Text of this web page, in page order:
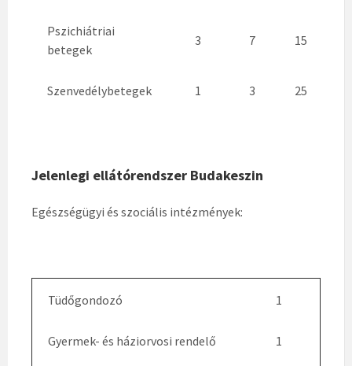
Pszichiátriai
betegek
3 7 15
Szenvedélybetegek 1 3 25
Jelenlegi ellátórendszer Budakeszin
Egészségügyi és szociális intézmények:
Tüdőgondozó 1
Gyermek- és háziorvosi rendelő 1